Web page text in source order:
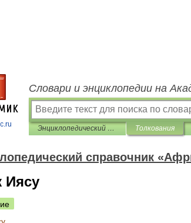
Словари и энциклопедии на
Энциклопедический справочник «Африка» Толкования
справочник
Иясу